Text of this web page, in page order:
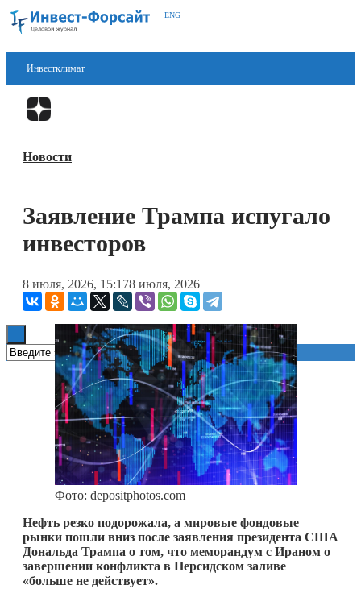
ENG
Инвестклимат
Финансы
Блокчейн
Книги
Новости
Заявление Трампа испугало
инвесторов
8 июля, 2026, 15:178 июля, 2026
Фото: depositphotos.com
Нефть резко подорожала, а мировые фондовые
рынки пошли вниз после заявления президента США
Дональда Трампа о том, что меморандум с Ираном о
завершении конфликта в Персидском заливе
«больше не действует».